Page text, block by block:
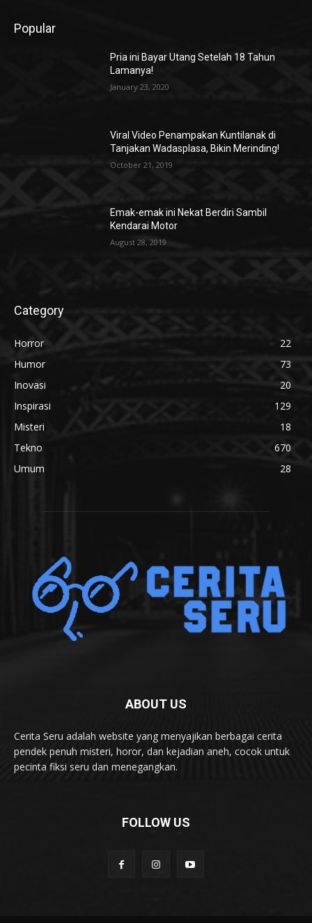
Popular
Pria ini Bayar Utang Setelah 18 Tahun
Lamanya!
January 23, 2020
Viral Video Penampakan Kuntilanak di
Tanjakan Wadasplasa, Bikin Merinding!
October 21, 2019
Emak-emak ini Nekat Berdiri Sambil
Kendarai Motor
August 28, 2019
Category
Horror
22
Humor
73
Inovasi
20
Inspirasi
129
Misteri
18
Tekno
670
Umum
28
ABOUT US
Cerita Seru adalah website yang menyajikan berbagai cerita
pendek penuh misteri, horor, dan kejadian aneh, cocok untuk
pecinta fiksi seru dan menegangkan.
FOLLOW US